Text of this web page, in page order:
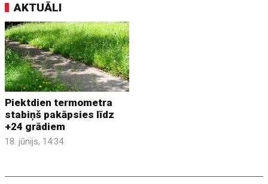
AKTUĀLI
Piektdien termometra
stabiņš pakāpsies līdz
+24 grādiem
18. jūnijs, 14:34